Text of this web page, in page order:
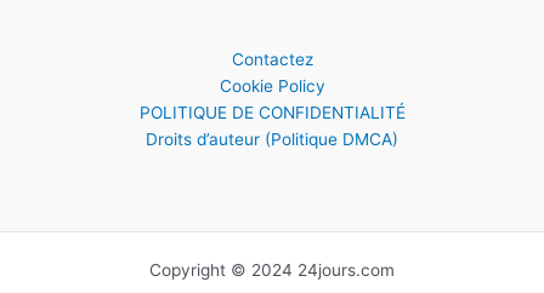
Contactez
Cookie Policy
POLITIQUE DE CONFIDENTIALITÉ
Droits d’auteur (Politique DMCA)
Copyright © 2024 24jours.com